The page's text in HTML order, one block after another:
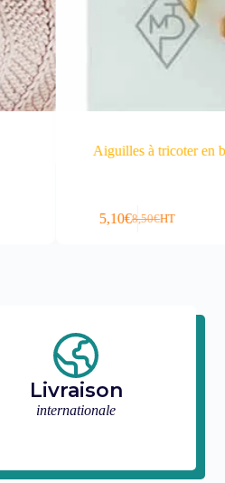
en bambou 35 cm 5 mm- Bohin
Ajouter au panier
Livraison
internationale